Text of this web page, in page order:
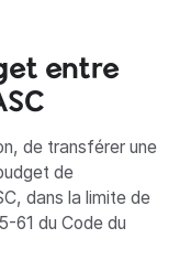
entre
de transférer une
de
dans la limite de
61 du Code du